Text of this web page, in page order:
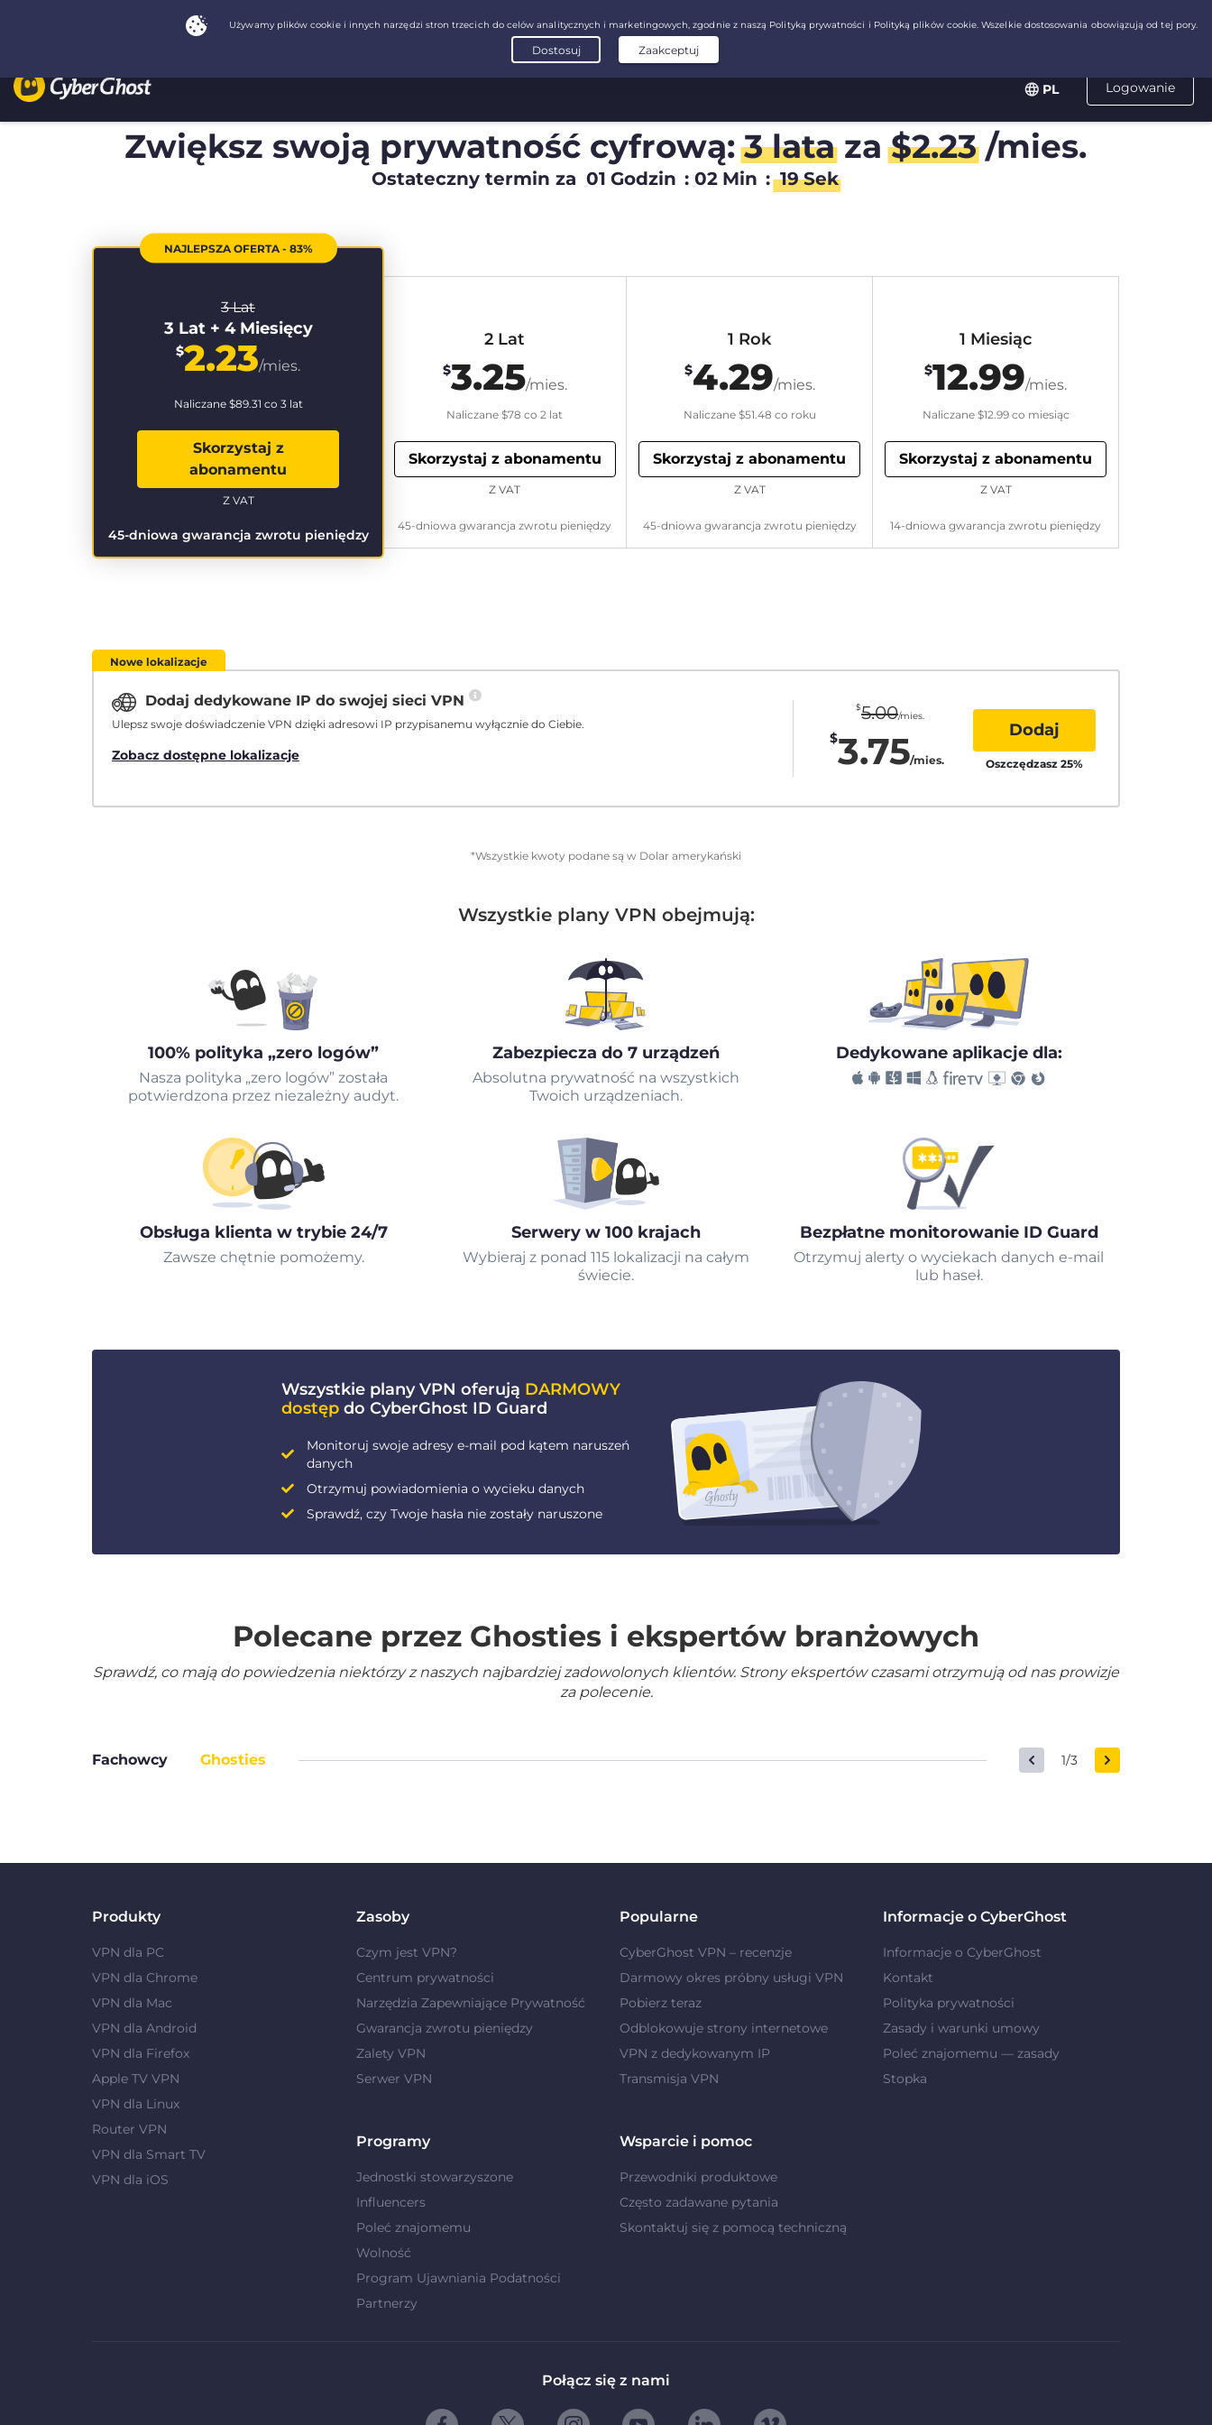
Logowanie
PL
Zwiększ swoją prywatność cyfrową:3 lataza$2.23/mies.
Ostateczny termin za 01 Godzin : 02 Min : 18 Sek
NAJLEPSZA OFERTA - 83%
3 Lat
3 Lat + 4 Miesięcy
$2.23/mies.
Naliczane $89.31 co 3 lat
Skorzystaj z
abonamentu
45-dniowa gwarancja zwrotu pieniędzy
Z VAT
2 Lat
$3.25/mies.
Naliczane$78 co 2 lat
Skorzystaj z abonamentu
45-dniowa gwarancja zwrotu pieniędzy
Z VAT
1 Rok
$4.29/mies.
Naliczane $51.48 co roku
Skorzystaj z abonamentu
45-dniowa gwarancja zwrotu pieniędzy
Z VAT
1 Miesiąc
$12.99/mies.
Naliczane $12.99co miesiąc
Skorzystaj z abonamentu
14-dniowa gwarancja zwrotu pieniędzy
Z VAT
Nowe lokalizacje
Dodaj dedykowane IP do swojej sieci VPN
Ulepsz swoje doświadczenie VPN dzięki adresowi IP przypisanemu wyłącznie do Ciebie.
Zobacz dostępne lokalizacje
$5.00/mies.
$3.75/mies.
Dodaj
Oszczędzasz 25%
*Wszystkie kwoty podane są w Dolar amerykański
Wszystkie plany VPN obejmują:
100% polityka „zero logów”
Nasza polityka „zero logów” została
potwierdzona przez niezależny audyt.
Zabezpiecza do 7 urządzeń
Absolutna prywatność na wszystkich
Twoich urządzeniach.
Dedykowane aplikacje dla:
Obsługa klienta w trybie 24/7
Zawsze chętnie pomożemy.
Serwery w 100 krajach
Wybieraj z ponad 115 lokalizacji na całym
świecie.
Bezpłatne monitorowanie ID Guard
Otrzymuj alerty o wyciekach danych e-mail
lub haseł.
Wszystkie plany VPN oferują DARMOWY
dostęp do CyberGhost ID Guard
Monitoruj swoje adresy e-mail pod kątem naruszeń
danych
Otrzymuj powiadomienia o wycieku danych
Sprawdź, czy Twoje hasła nie zostały naruszone
Polecane przez Ghosties i ekspertów branżowych
Sprawdź, co mają do powiedzenia niektórzy z naszych najbardziej zadowolonych klientów. Strony ekspertów czasami otrzymują od nas prowizje
za polecenie.
Fachowcy Ghosties 1/3
Produkty
VPN dla PC
VPN dla Chrome
VPN dla Mac
VPN dla Android
VPN dla Firefox
Apple TV VPN
VPN dla Linux
Router VPN
VPN dla Smart TV
VPN dla iOS
Zasoby
Czym jest VPN?
Centrum prywatności
Narzędzia Zapewniające Prywatność
Gwarancja zwrotu pieniędzy
Zalety VPN
Serwer VPN
Popularne
CyberGhost VPN – recenzje
Darmowy okres próbny usługi VPN
Pobierz teraz
Odblokowuje strony internetowe
VPN z dedykowanym IP
Transmisja VPN
Informacje o CyberGhost
Informacje o CyberGhost
Kontakt
Polityka prywatności
Zasady i warunki umowy
Poleć znajomemu — zasady
Stopka
Programy
Jednostki stowarzyszone
Influencers
Poleć znajomemu
Wolność
Program Ujawniania Podatności
Partnerzy
Wsparcie i pomoc
Przewodniki produktowe
Często zadawane pytania
Skontaktuj się z pomocą techniczną
Połącz się z nami